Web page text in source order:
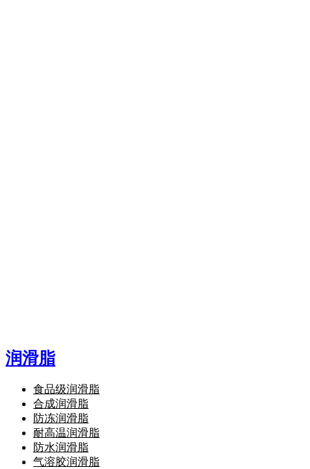
润滑脂
食品级润滑脂
合成润滑脂
防冻润滑脂
耐高温润滑脂
防水润滑脂
气溶胶润滑脂